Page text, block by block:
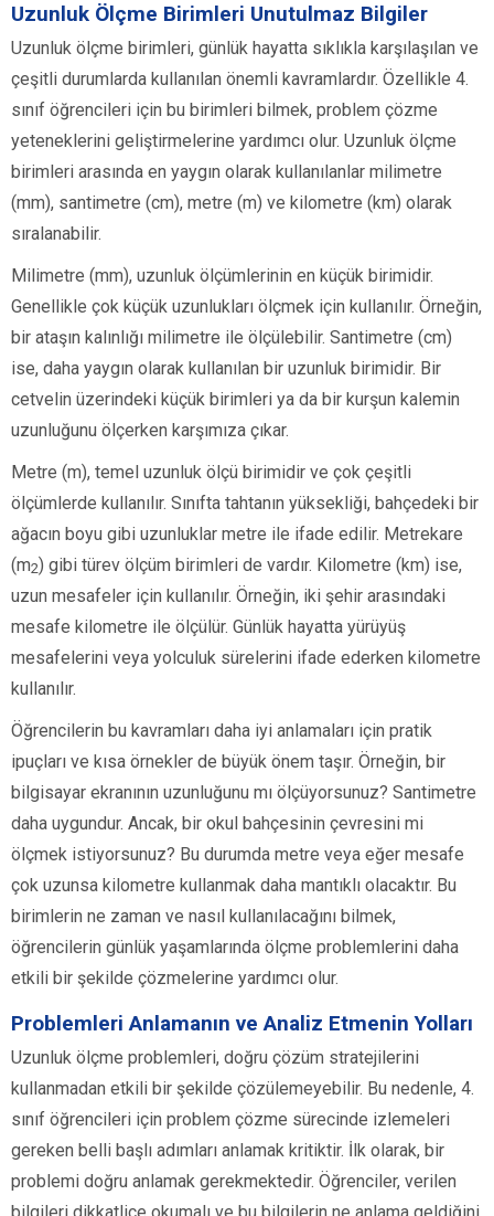
Uzunluk Ölçme Birimleri Unutulmaz Bilgiler
Uzunluk ölçme birimleri, günlük hayatta sıklıkla karşılaşılan ve
çeşitli durumlarda kullanılan önemli kavramlardır. Özellikle 4.
sınıf öğrencileri için bu birimleri bilmek, problem çözme
yeteneklerini geliştirmelerine yardımcı olur. Uzunluk ölçme
birimleri arasında en yaygın olarak kullanılanlar milimetre
(mm), santimetre (cm), metre (m) ve kilometre (km) olarak
sıralanabilir.
Milimetre (mm), uzunluk ölçümlerinin en küçük birimidir.
Genellikle çok küçük uzunlukları ölçmek için kullanılır. Örneğin,
bir ataşın kalınlığı milimetre ile ölçülebilir. Santimetre (cm)
ise, daha yaygın olarak kullanılan bir uzunluk birimidir. Bir
cetvelin üzerindeki küçük birimleri ya da bir kurşun kalemin
uzunluğunu ölçerken karşımıza çıkar.
Metre (m), temel uzunluk ölçü birimidir ve çok çeşitli
ölçümlerde kullanılır. Sınıfta tahtanın yüksekliği, bahçedeki bir
ağacın boyu gibi uzunluklar metre ile ifade edilir. Metrekare
(m2) gibi türev ölçüm birimleri de vardır. Kilometre (km) ise,
uzun mesafeler için kullanılır. Örneğin, iki şehir arasındaki
mesafe kilometre ile ölçülür. Günlük hayatta yürüyüş
mesafelerini veya yolculuk sürelerini ifade ederken kilometre
kullanılır.
Öğrencilerin bu kavramları daha iyi anlamaları için pratik
ipuçları ve kısa örnekler de büyük önem taşır. Örneğin, bir
bilgisayar ekranının uzunluğunu mı ölçüyorsunuz? Santimetre
daha uygundur. Ancak, bir okul bahçesinin çevresini mi
ölçmek istiyorsunuz? Bu durumda metre veya eğer mesafe
çok uzunsa kilometre kullanmak daha mantıklı olacaktır. Bu
birimlerin ne zaman ve nasıl kullanılacağını bilmek,
öğrencilerin günlük yaşamlarında ölçme problemlerini daha
etkili bir şekilde çözmelerine yardımcı olur.
Problemleri Anlamanın ve Analiz Etmenin Yolları
Uzunluk ölçme problemleri, doğru çözüm stratejilerini
kullanmadan etkili bir şekilde çözülemeyebilir. Bu nedenle, 4.
sınıf öğrencileri için problem çözme sürecinde izlemeleri
gereken belli başlı adımları anlamak kritiktir. İlk olarak, bir
problemi doğru anlamak gerekmektedir. Öğrenciler, verilen